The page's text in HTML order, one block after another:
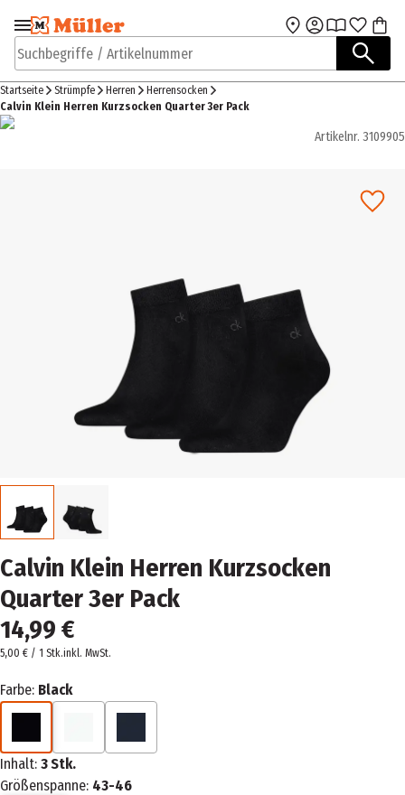
Zur Navigation
springen
Zum Hauptinhalt
Suchbegriffe / Artikelnummer
Startseite Strümpfe Herren
Herrensocken
Calvin Klein Herren Kurzsocken Quarter 3er Pack
Artikelnr. 3109905
Calvin Klein Herren Kurzsocken
Quarter 3er Pack
14,99 €
5,00 € / 1 Stk.inkl. MwSt.
Farbe: Black
Inhalt: 3 Stk.
Größenspanne: 43-46